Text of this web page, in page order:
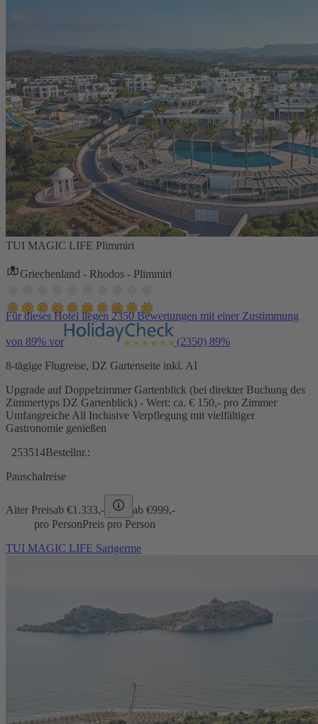
TUI MAGIC LIFE Plimmiri
Griechenland - Rhodos - Plimmiri
Für dieses Hotel liegen 2350 Bewertungen mit einer Zustimmung
von 89% vor (2350) 89%
8-tägige Flugreise, DZ Gartenseite inkl. AI
Upgrade auf Doppelzimmer Gartenblick (bei direkter Buchung des
Zimmertyps DZ Gartenblick) - Wert: ca. € 150,- pro Zimmer
Umfangreiche All Inclusive Verpflegung mit vielfältiger
Gastronomie genießen
253514Bestellnr.:
Pauschalreise
Alter Preisab €1.333,- ab €999,-
pro PersonPreis pro Person
TUI MAGIC LIFE Sarigerme